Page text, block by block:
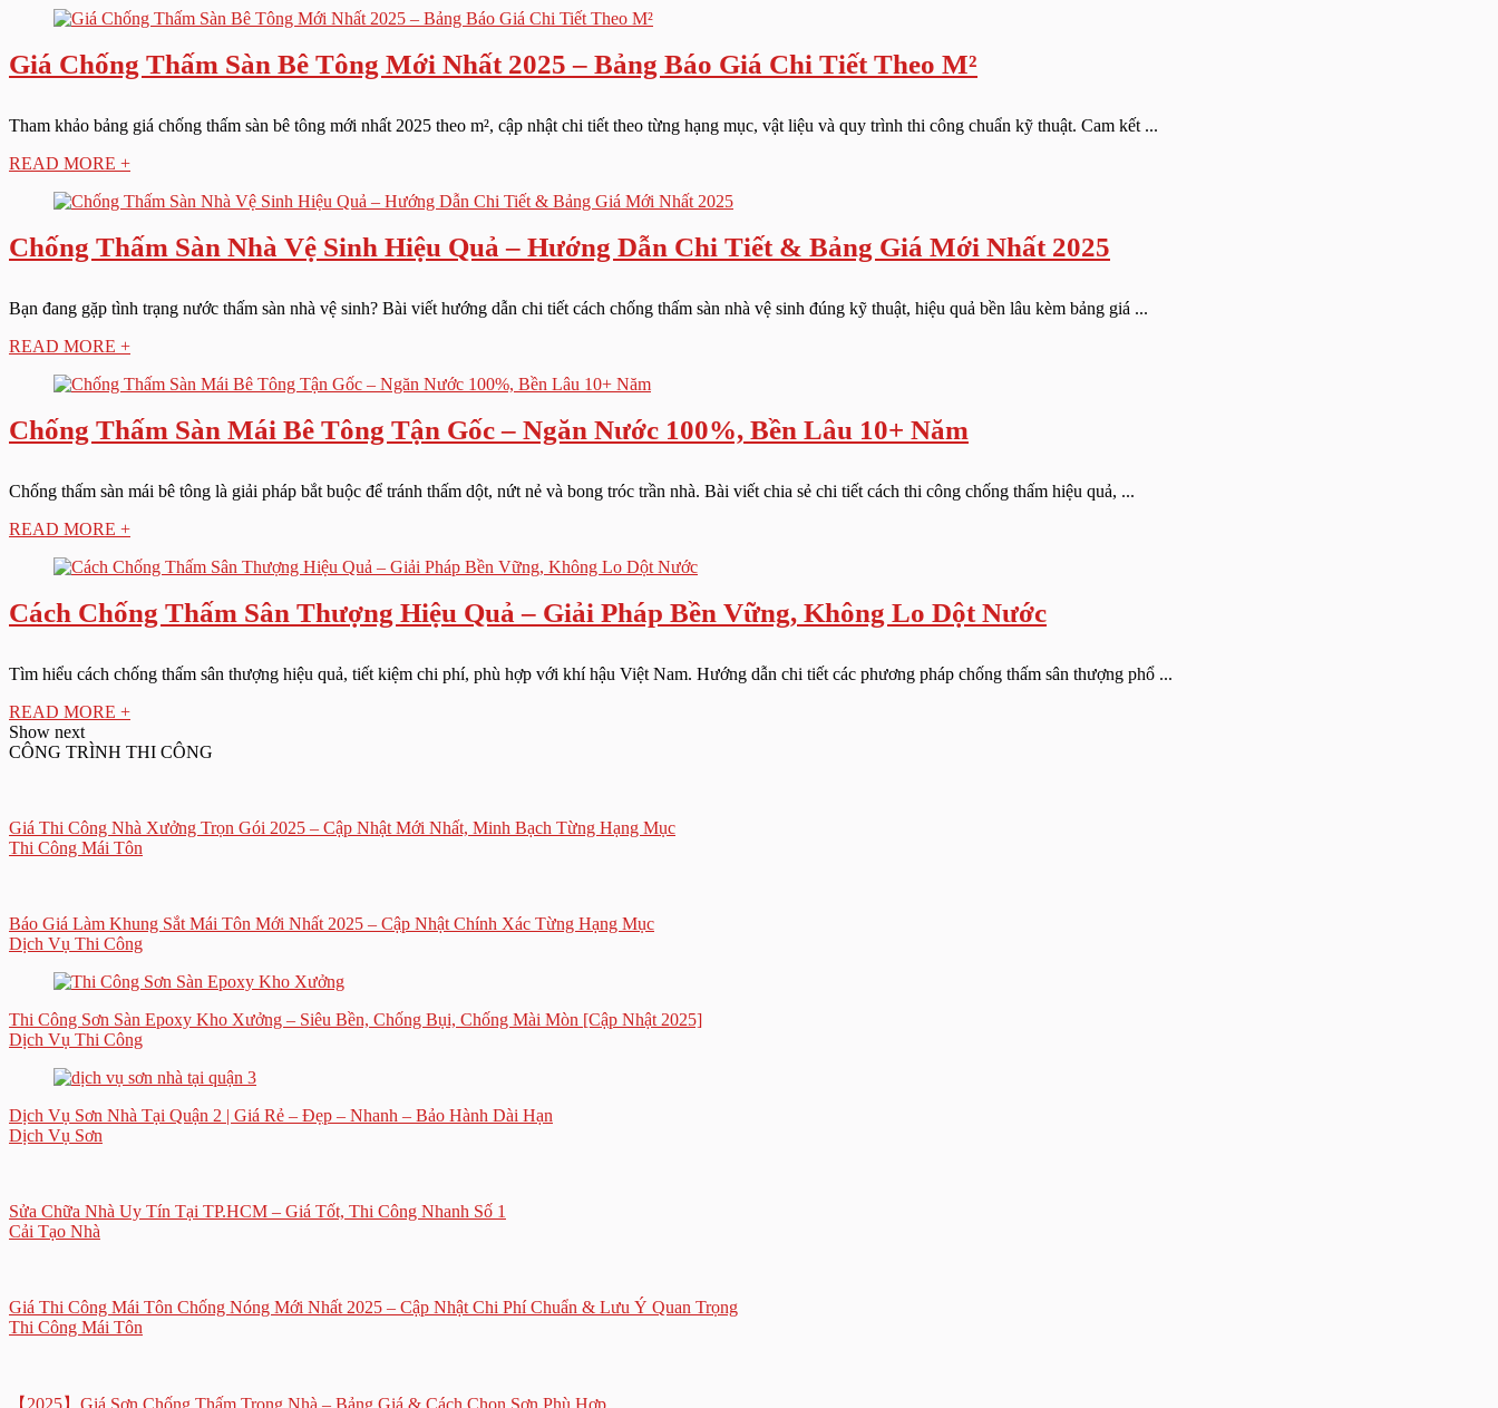
Giá Chống Thấm Sàn Bê Tông Mới Nhất 2025 – Bảng Báo Giá Chi Tiết Theo M²
Tham khảo bảng giá chống thấm sàn bê tông mới nhất 2025 theo m², cập nhật chi tiết theo từng hạng mục, vật liệu và quy trình thi công chuẩn kỹ thuật. Cam kết ...
READ MORE +
Chống Thấm Sàn Nhà Vệ Sinh Hiệu Quả – Hướng Dẫn Chi Tiết & Bảng Giá Mới Nhất 2025
Bạn đang gặp tình trạng nước thấm sàn nhà vệ sinh? Bài viết hướng dẫn chi tiết cách chống thấm sàn nhà vệ sinh đúng kỹ thuật, hiệu quả bền lâu kèm bảng giá ...
READ MORE +
Chống Thấm Sàn Mái Bê Tông Tận Gốc – Ngăn Nước 100%, Bền Lâu 10+ Năm
Chống thấm sàn mái bê tông là giải pháp bắt buộc để tránh thấm dột, nứt nẻ và bong tróc trần nhà. Bài viết chia sẻ chi tiết cách thi công chống thấm hiệu quả, ...
READ MORE +
Cách Chống Thấm Sân Thượng Hiệu Quả – Giải Pháp Bền Vững, Không Lo Dột Nước
Tìm hiểu cách chống thấm sân thượng hiệu quả, tiết kiệm chi phí, phù hợp với khí hậu Việt Nam. Hướng dẫn chi tiết các phương pháp chống thấm sân thượng phổ ...
READ MORE +
Show next
CÔNG TRÌNH THI CÔNG
Giá Thi Công Nhà Xưởng Trọn Gói 2025 – Cập Nhật Mới Nhất, Minh Bạch Từng Hạng Mục
Thi Công Mái Tôn
Báo Giá Làm Khung Sắt Mái Tôn Mới Nhất 2025 – Cập Nhật Chính Xác Từng Hạng Mục
Dịch Vụ Thi Công
Thi Công Sơn Sàn Epoxy Kho Xưởng – Siêu Bền, Chống Bụi, Chống Mài Mòn [Cập Nhật 2025]
Dịch Vụ Thi Công
Dịch Vụ Sơn Nhà Tại Quận 2 | Giá Rẻ – Đẹp – Nhanh – Bảo Hành Dài Hạn
Dịch Vụ Sơn
Sửa Chữa Nhà Uy Tín Tại TP.HCM – Giá Tốt, Thi Công Nhanh Số 1
Cải Tạo Nhà
Giá Thi Công Mái Tôn Chống Nóng Mới Nhất 2025 – Cập Nhật Chi Phí Chuẩn & Lưu Ý Quan Trọng
Thi Công Mái Tôn
【2025】Giá Sơn Chống Thấm Trong Nhà – Bảng Giá & Cách Chọn Sơn Phù Hợp